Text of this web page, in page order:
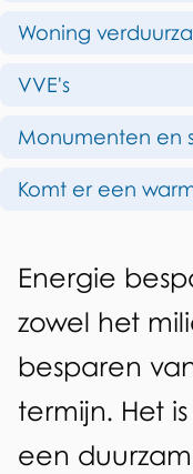
e
e
e
p
a
p
a
Woning
VVE's
Monumenten en
Komt er een
A
m
Energie
zowel het
besparen
termijn. Het
een